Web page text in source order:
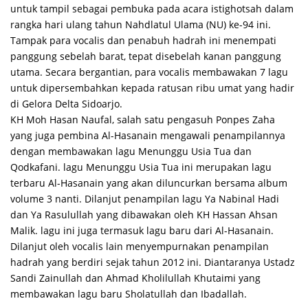
untuk tampil sebagai pembuka pada acara istighotsah dalam
rangka hari ulang tahun Nahdlatul Ulama (NU) ke-94 ini.
Tampak para vocalis dan penabuh hadrah ini menempati
panggung sebelah barat, tepat disebelah kanan panggung
utama. Secara bergantian, para vocalis membawakan 7 lagu
untuk dipersembahkan kepada ratusan ribu umat yang hadir
di Gelora Delta Sidoarjo.
KH Moh Hasan Naufal, salah satu pengasuh Ponpes Zaha
yang juga pembina Al-Hasanain mengawali penampilannya
dengan membawakan lagu Menunggu Usia Tua dan
Qodkafani. lagu Menunggu Usia Tua ini merupakan lagu
terbaru Al-Hasanain yang akan diluncurkan bersama album
volume 3 nanti. Dilanjut penampilan lagu Ya Nabinal Hadi
dan Ya Rasulullah yang dibawakan oleh KH Hassan Ahsan
Malik. lagu ini juga termasuk lagu baru dari Al-Hasanain.
Dilanjut oleh vocalis lain menyempurnakan penampilan
hadrah yang berdiri sejak tahun 2012 ini. Diantaranya Ustadz
Sandi Zainullah dan Ahmad Kholilullah Khutaimi yang
membawakan lagu baru Sholatullah dan Ibadallah.